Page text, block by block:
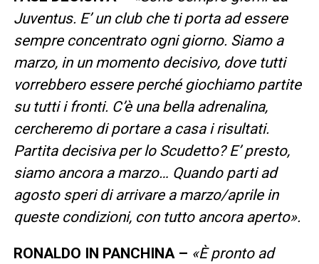
Juventus. E’ un club che ti porta ad essere
sempre concentrato ogni giorno. Siamo a
marzo, in un momento decisivo, dove tutti
vorrebbero essere perché giochiamo partite
su tutti i fronti. C’è una bella adrenalina,
cercheremo di portare a casa i risultati.
Partita decisiva per lo Scudetto? E’ presto,
siamo ancora a marzo… Quando parti ad
agosto speri di arrivare a marzo/aprile in
queste condizioni, con tutto ancora aperto».
RONALDO IN PANCHINA – «È pronto ad